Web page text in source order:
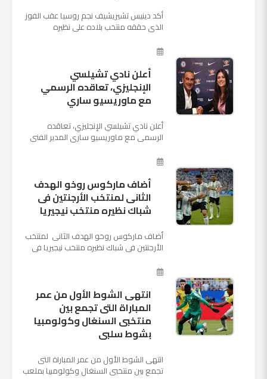
أكد دينيس تشيريشيف نجم روسيا عقب الفوز
الذي حققه منتخب بلاده على نظيره
كأس العالم بأنه تدرب على هد...
أعلن نادي تشيلسي
الإنجليزي، تعاقده الرسمي
مع ماوريسيو ساري
أعلن نادي تشيلسي الإنجليزي، تعاقده
الرسمي مع ماوريسيو ساري المدير الفني
المقبل وخلافة أنطونيو كو...
أضاف ماركوس روخو الهدف
الثانى لمنتخب الأرجنتين فى
شباك نظيره منتخب نيجيريا
أضاف ماركوس روخو الهدف الثانى لمنتخب
الأرجنتين فى شباك نظيره منتخب نيجيريا فى
"كريستوفسك...
انتهى الشوط الأول من عمر
المباراة التى تجمع بين
منتخبى السنغال وكولومبيا
بشوط سلبى
انتهى الشوط الأول من عمر المباراة التى
تجمع بين منتخبى السنغال وكولومبيا بملعب